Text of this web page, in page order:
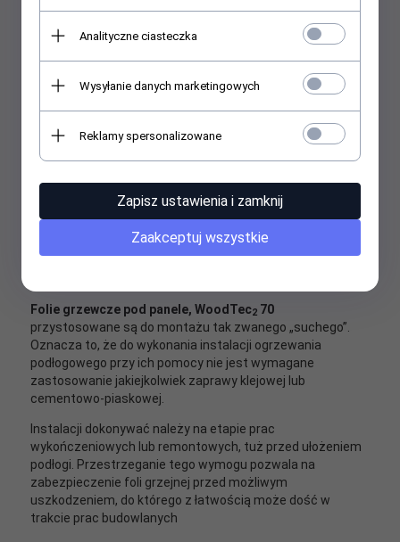
Folie grzewcze Woodtec270 firmy ELEKTRA
są
2
zastosowań wewnętrznych jako ogrzewanie typu
bezpośredniego.
złożone są z
wykonanej z włókna szklanego, pokrytego warstwą folii
aluminiowej i zakończone po jednej ze stron przewodem
zasilającym tak zwanym "zimnym" o długości 4 m, po
drugiej zaś mufą. Folia aluminiowa spełnia funkcję ekranu
Folie grzewcze pod panele, WoodTec2 70
przystosowane są do montażu tak zwanego „suchego”.
Oznacza to, że do wykonania instalacji ogrzewania
podłogowego przy ich pomocy nie jest wymagane
zastosowanie jakiejkolwiek zaprawy klejowej lub
cementowo-piaskowej.
Instalacji dokonywać należy na etapie prac
wykończeniowych lub remontowych, tuż przed ułożeniem
podłogi. Przestrzeganie tego wymogu pozwala na
zabezpieczenie foli grzejnej przed możliwym
uszkodzeniem, do którego z łatwością może dość w
trakcie prac budowlanych
Analityczne ciasteczka
Wysyłanie danych marketingowych
Reklamy spersonalizowane
Zapisz ustawienia i zamknij
Zaakceptuj wszystkie